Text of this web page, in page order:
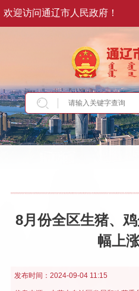
欢迎访问通辽市人民政府！
当前位置：首页>政务公开
8月份全区生猪、
幅上
发布时间： 2024-09-04 11:15